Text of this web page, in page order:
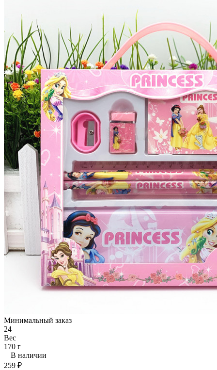
Минимальный заказ
24
Вес
170 г
В наличии
259 ₽